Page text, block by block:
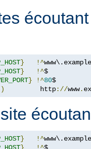
} !^
} !^
} !^80
         http
://www.
} !^
} !^